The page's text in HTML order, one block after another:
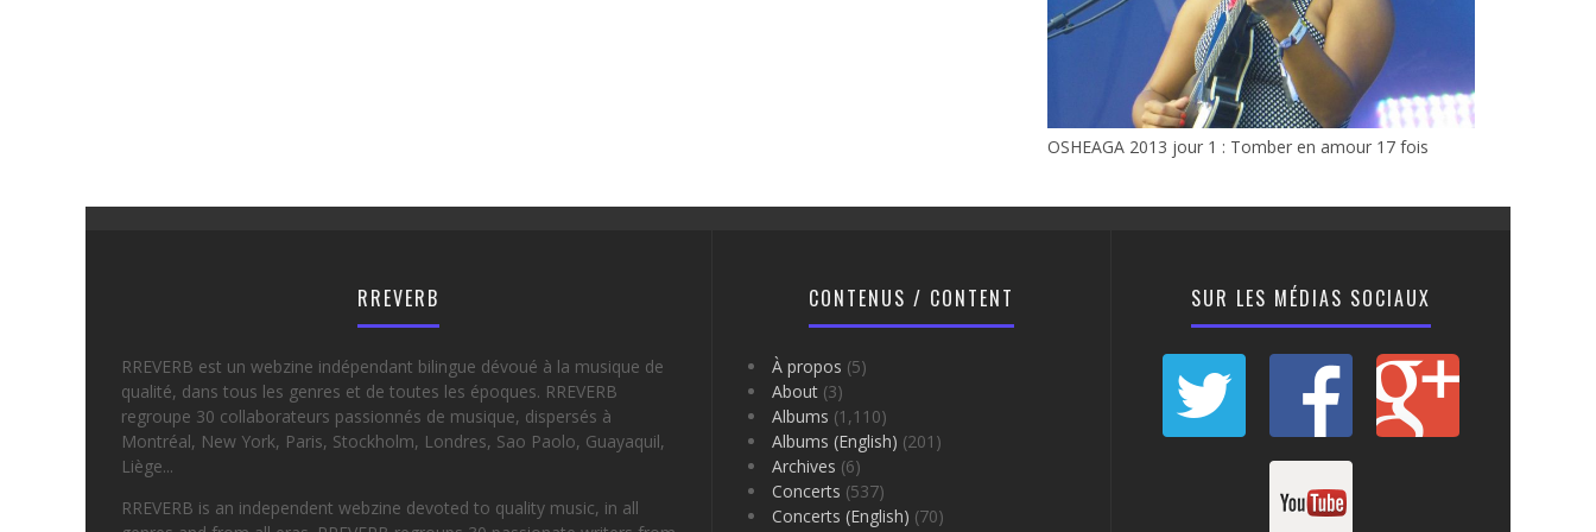
OSHEAGA 2013 jour 1 : Tomber en amour 17 fois
RREVERB
RREVERB est un webzine indépendant bilingue dévoué à la musique de
qualité, dans tous les genres et de toutes les époques. RREVERB
regroupe 30 collaborateurs passionnés de musique, dispersés à
Montréal, New York, Paris, Stockholm, Londres, Sao Paolo, Guayaquil,
Liège...
RREVERB is an independent webzine devoted to quality music, in all
CONTENUS / CONTENT
À propos (5)
About (3)
Albums (1,110)
Albums (English) (201)
Archives (6)
Concerts (537)
Concerts (English) (70)
SUR LES MÉDIAS SOCIAUX